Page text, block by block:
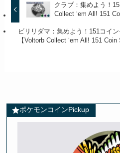
クラブ：集めよう！
Collect ‘em All! 151
ビリリダマ：集めよう！151コイ
【Voltorb Collect ‘em All! 151 Coin
ポケモンコインPickup